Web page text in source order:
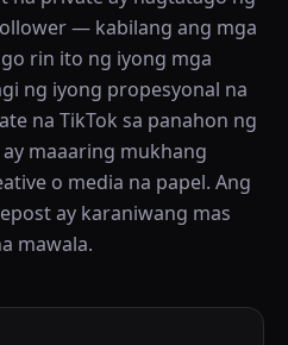
— kabilang ang mga
rin ito ng iyong mga
ng iyong propesyonal na
na TikTok sa panahon ng
maaaring mukhang
o media na papel. Ang
ay karaniwang mas
mawala.